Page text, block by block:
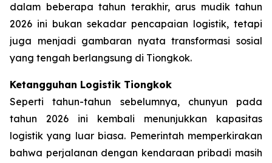
dalam beberapa tahun terakhir, arus mudik tahun
2026 ini bukan sekadar pencapaian logistik, tetapi
juga menjadi gambaran nyata transformasi sosial
yang tengah berlangsung di Tiongkok.
Ketangguhan Logistik Tiongkok
Seperti tahun-tahun sebelumnya, chunyun pada
tahun 2026 ini kembali menunjukkan kapasitas
logistik yang luar biasa. Pemerintah memperkirakan
bahwa perjalanan dengan kendaraan pribadi masih